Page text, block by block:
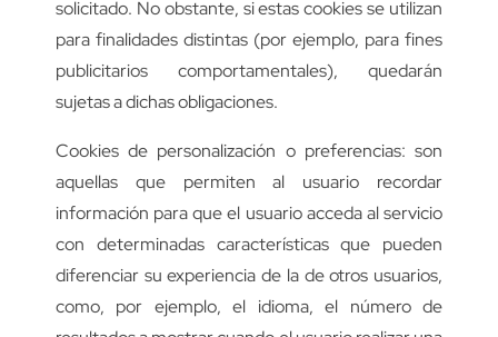
solicitado. No obstante, si estas cookies se utilizan
para finalidades distintas (por ejemplo, para fines
publicitarios comportamentales), quedarán
sujetas a dichas obligaciones.
Cookies de personalización o preferencias: son
aquellas que permiten al usuario recordar
información para que el usuario acceda al servicio
con determinadas características que pueden
diferenciar su experiencia de la de otros usuarios,
como, por ejemplo, el idioma, el número de